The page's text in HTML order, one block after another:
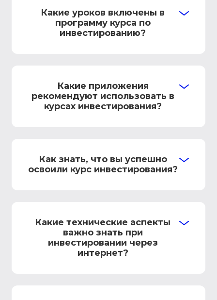
Какие уроков включены в
программу курса по
инвестированию?
Какие приложения
рекомендуют использовать в
курсах инвестирования?
Как знать, что вы успешно
освоили курс инвестирования?
Какие технические аспекты
важно знать при
инвестировании через
интернет?